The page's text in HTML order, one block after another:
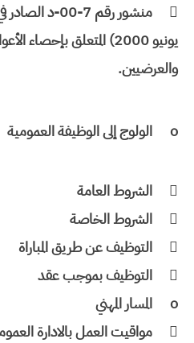

يونيو 2000) المتعلق بإحصاء
والعرضيين.
o الولوج إلى الوظيفة العمومية

الشروط العامة

الشروط الخاصة

التوظيف عن طريق المباراة

التوظيف بموجب عقد
o
المسار المهني

مواقيت العمل بالادارة